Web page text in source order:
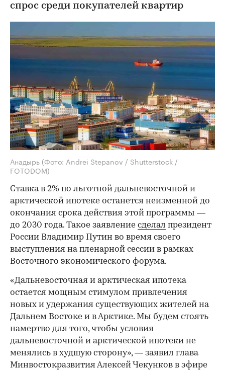
спрос среди покупателей квартир
Анадырь (Фото: Andrei Stepanov / Shutterstock /
FOTODOM)
Ставка в 2% по льготной дальневосточной и
арктической ипотеке останется неизменной до
окончания срока действия этой программы —
до 2030 года. Такое заявление сделал президент
России Владимир Путин во время своего
выступления на пленарной сессии в рамках
Восточного экономического форума.
«Дальневосточная и арктическая ипотека
остается мощным стимулом привлечения
новых и удержания существующих жителей на
Дальнем Востоке и в Арктике. Мы будем стоять
намертво для того, чтобы условия
дальневосточной и арктической ипотеки не
менялись в худшую сторону», — заявил глава
Минвостокразвития Алексей Чекунков в эфире